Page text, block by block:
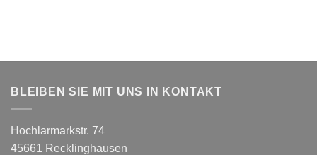
BLEIBEN SIE MIT UNS IN KONTAKT
Hochlarmarkstr. 74
45661 Recklinghausen